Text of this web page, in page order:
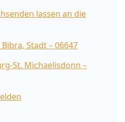
lassen an die
Bibra, Stadt – 06647
St. Michaelisdonn –